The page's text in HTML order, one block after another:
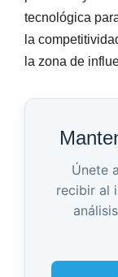
tecnológica
la
la zona de
Únete
recibir al